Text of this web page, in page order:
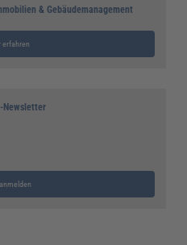
& Gebäudemanagement
erfahren
Newsletter